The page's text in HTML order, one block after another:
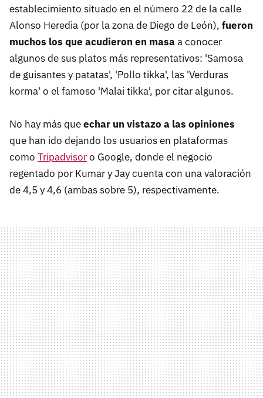
establecimiento situado en el número 22 de la calle
Alonso Heredia (por la zona de Diego de León), fueron
muchos los que acudieron en masaa conocer
algunos de sus platos más representativos: 'Samosa
de guisantes y patatas', 'Pollo tikka', las 'Verduras
korma' o el famoso 'Malai tikka', por citar algunos.
No hay más queechar un vistazo a las opiniones
que han ido dejando los usuarios en plataformas
como Tripadvisoro Google, donde el negocio
regentado por Kumar y Jay cuenta con una valoración
de 4,5 y 4,6 (ambas sobre 5), respectivamente.